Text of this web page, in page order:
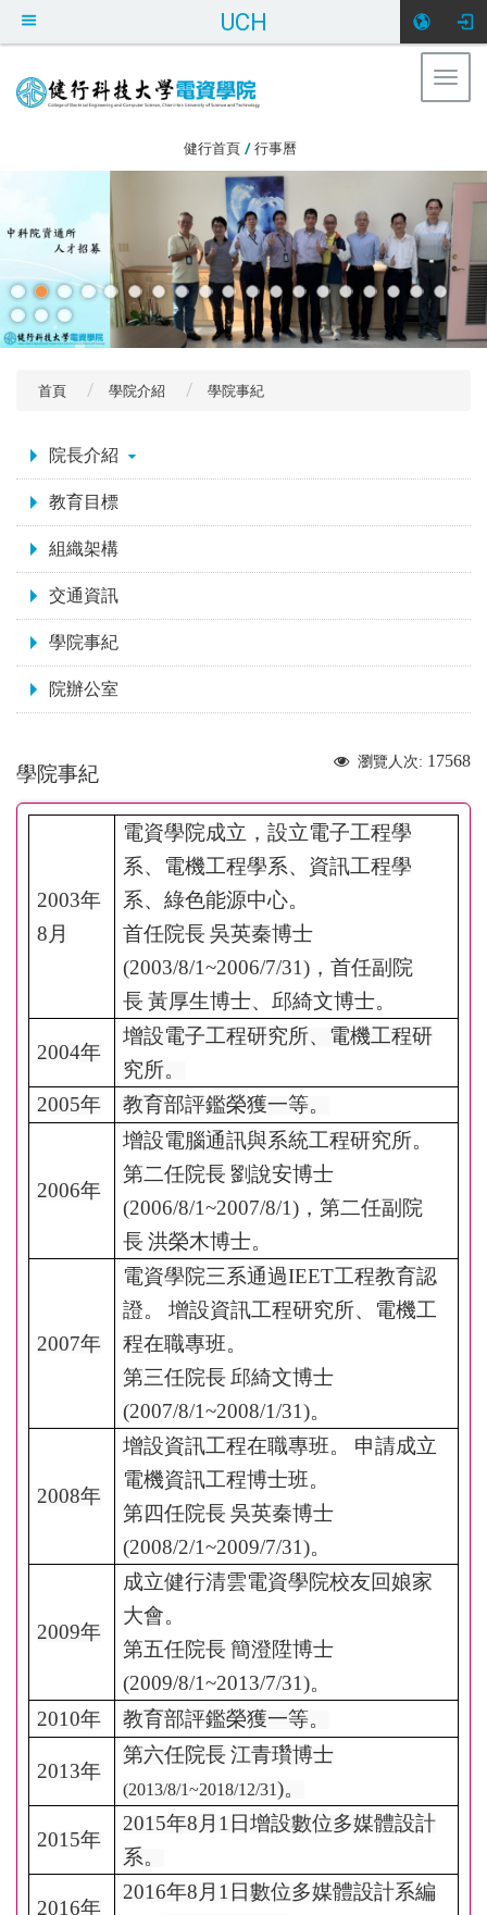
UCH
健行首頁 / 行事曆
首頁 學院介紹 學院事紀
院長介紹
教育目標
組織架構
交通資訊
學院事紀
院辦公室
瀏覽人次: 17568
學院事紀
2003年
8 月
電資學院成立，設立電子工程學
系、電機工程學系、資訊工程學
系、綠色能源中心。
首任院長吳英秦博士
(2003/8/1~2006/7/31) ，首任副院
長黃厚生博士、邱綺文博士。
2004年
增設電子工程研究所、電機工程研
究所。
2005年 教育部評鑑榮獲一等。
2006年
增設電腦通訊與系統工程研究所。
第二任院長劉說安博士
(2006/8/1~2007/8/1) ，第二任副院
長洪榮木博士。
2007年
電資學院三系通過IEET工程教育認
證。
增設資訊工程研究所、電機工
程在職專班。
第三任院長邱綺文博士
(2007/8/1~2008/1/31)。
2008年
增設資訊工程在職專班。
申請成立
電機資訊工程博士班。
第四任院長吳英秦博士
(2008/2/1~2009/7/31)。
2009年
成立健行清雲電資學院校友回娘家
大會。
第五任院長簡澄陞博士
(2009/8/1~2013/7/31)。
2010年 教育部評鑑榮獲一等。
2013年
第六任院長江青瓚博士
(2013/8/1~2018/12/31)。
2015年
2015年8 月 1 日增設數位多媒體設計
系。
2016年
2016年8 月 1 日數位多媒體設計系編